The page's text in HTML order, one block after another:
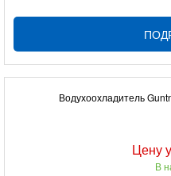
Водухоохладитель
Цену
В